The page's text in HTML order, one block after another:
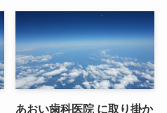
あおい歯科医院 に取り掛か